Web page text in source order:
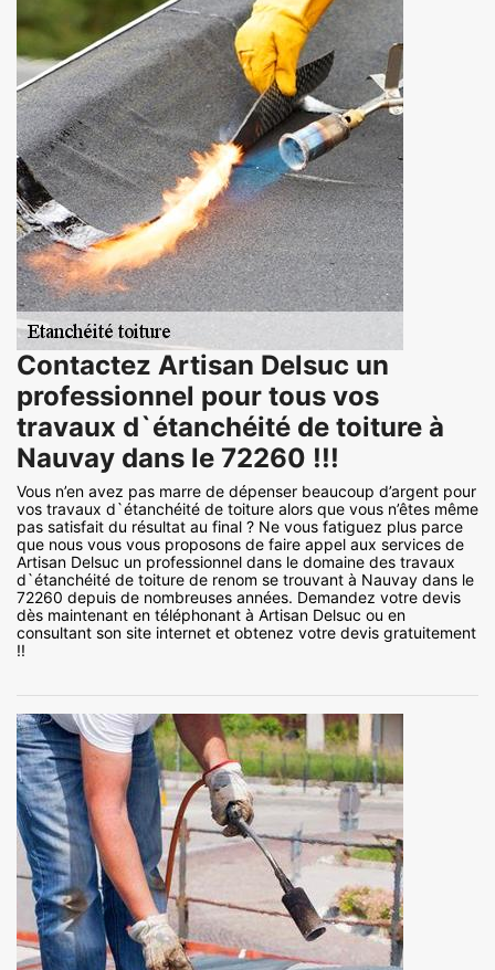
Contactez Artisan Delsuc un
professionnel pour tous vos
travaux d`étanchéité de toiture à
Nauvay dans le 72260 !!!
Vous n’en avez pas marre de dépenser beaucoup d’argent pour
vos travaux d`étanchéité de toiture alors que vous n’êtes même
pas satisfait du résultat au final ? Ne vous fatiguez plus parce
que nous vous vous proposons de faire appel aux services de
Artisan Delsuc un professionnel dans le domaine des travaux
d`étanchéité de toiture de renom se trouvant à Nauvay dans le
72260 depuis de nombreuses années. Demandez votre devis
dès maintenant en téléphonant à Artisan Delsuc ou en
consultant son site internet et obtenez votre devis gratuitement
!!